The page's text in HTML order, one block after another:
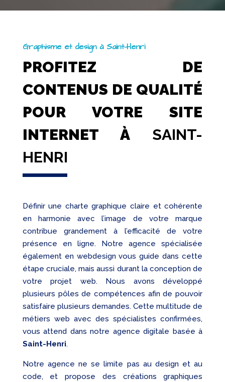
Graphisme et design à Saint-Henri
PROFITEZ DE
CONTENUS DE QUALITÉ
POUR VOTRE SITE
INTERNET À SAINT-
HENRI
Définir une charte graphique claire et cohérente
en harmonie avec l’image de votre marque
contribue grandement à l’efficacité de votre
présence en ligne. Notre agence spécialisée
également en webdesign vous guide dans cette
étape cruciale, mais aussi durant la conception de
votre projet web. Nous avons développé
plusieurs pôles de compétences afin de pouvoir
satisfaire plusieurs demandes. Cette multitude de
métiers web avec des spécialistes confirmées,
vous attend dans notre agence digitale basée à
Saint-Henri.
Notre agence ne se limite pas au design et au
code, et propose des créations graphiques